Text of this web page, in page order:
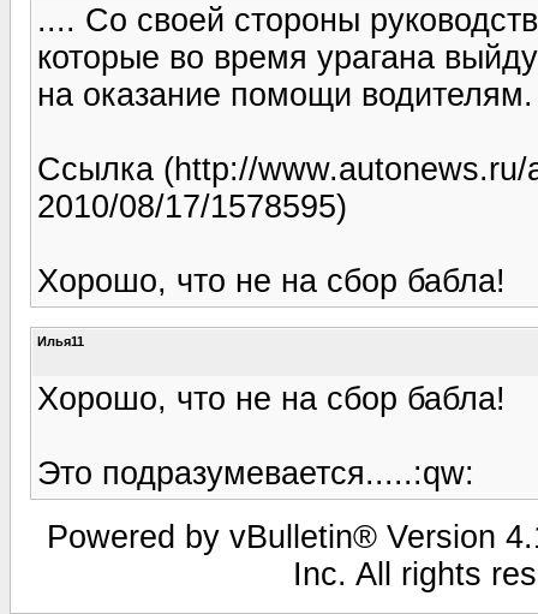
.... Со своей стороны
которые во время урагана
на оказание помощи водителям.
Ссылка (http://
2010/08/17/1578595)
Хорошо, что не на сбор бабла!
Илья11
Хорошо, что не на сбор бабла!
Это подразумевается.....:qw:
Powered by vBulletin® Version
Inc. All rights